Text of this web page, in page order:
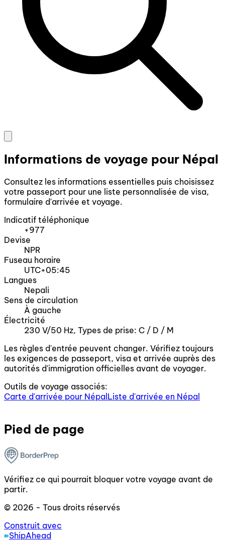
Informations de voyage pour Népal
Consultez les informations essentielles puis choisissez
votre passeport pour une liste personnalisée de visa,
formulaire d'arrivée et voyage.
Indicatif téléphonique
+977
Devise
NPR
Fuseau horaire
UTC+05:45
Langues
Nepali
Sens de circulation
À gauche
Électricité
230 V/50 Hz, Types de prise: C / D / M
Les règles d'entrée peuvent changer. Vérifiez toujours
les exigences de passeport, visa et arrivée auprès des
autorités d'immigration officielles avant de voyager.
Outils de voyage associés:
Carte d'arrivée pour Népal Liste d'arrivée en Népal
Pied de page
Vérifiez ce qui pourrait bloquer votre voyage avant de
partir.
© 2026 - Tous droits réservés
Construit avec
ShipAhead